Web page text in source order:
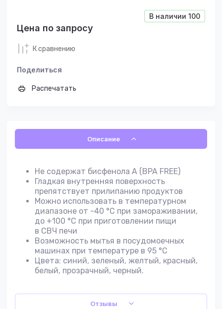
В наличии 100
Цена по запросу
К сравнению
Поделиться
Распечатать
Описание
Не содержат бисфенола А (BPA FREE)
Гладкая внутренняя поверхность
препятствует прилипанию продуктов
Можно использовать в температурном
диапазоне от -40 °C при замораживании,
до +100 °C при приготовлении пищи
в СВЧ печи
Возможность мытья в посудомоечных
машинах при температуре в 95 °C
Цвета: синий, зеленый, желтый, красный,
белый, прозрачный, черный.
Отзывы